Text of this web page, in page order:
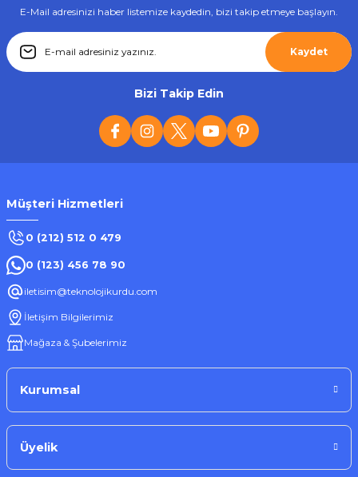
E-Mail adresinizi haber listemize kaydedin, bizi takip etmeye başlayın.
Kaydet
Bizi Takip Edin
Müşteri Hizmetleri
0 (212) 512 0 479
0 (123) 456 78 90
iletisim@teknolojikurdu.com
İletişim Bilgilerimiz
Mağaza & Şubelerimiz
Kurumsal
Üyelik